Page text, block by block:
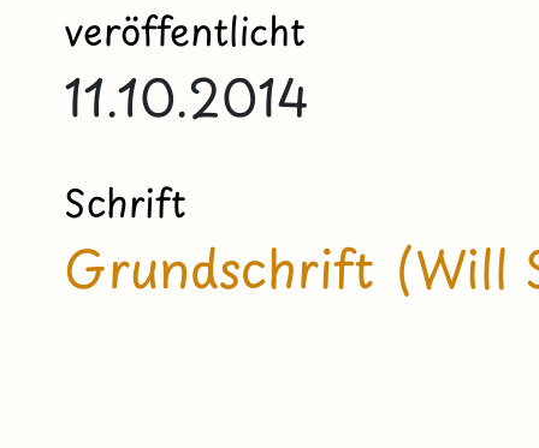
veröffentlicht
11.10.2014
Schrift
Grundschrift (Will